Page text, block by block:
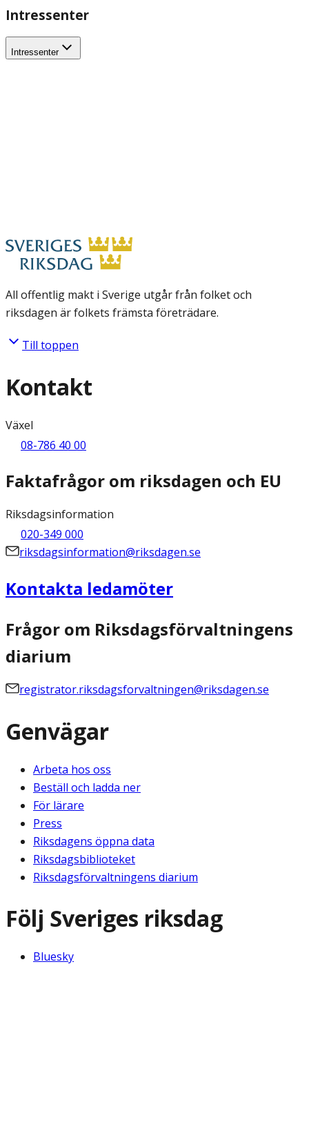
Intressenter
Intressenter
All offentlig makt i Sverige utgår från folket och
riksdagen är folkets främsta företrädare.
Till toppen
Kontakt
Växel
08-786 40 00
Faktafrågor om riksdagen och EU
Riksdagsinformation
020-349 000
riksdagsinformation@riksdagen.se
Kontakta ledamöter
Frågor om Riksdagsförvaltningens
diarium
registrator.riksdagsforvaltningen@riksdagen.se
Genvägar
Arbeta hos oss
Beställ och ladda ner
För lärare
Press
Riksdagens öppna data
Riksdagsbiblioteket
Riksdagsförvaltningens diarium
Följ Sveriges riksdag
Bluesky